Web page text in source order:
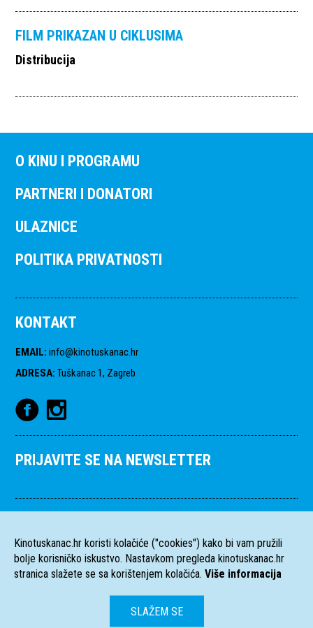
FILM PRIKAZAN U CIKLUSIMA
Distribucija
O KINU I PROGRAMU
PARTNERI I DONATORI
ULAZNICE
POLITIKA PRIVATNOSTI
KONTAKT
EMAIL: info@kinotuskanac.hr
ADRESA: Tuškanac 1, Zagreb
PRIJAVITE SE NA NEWSLETTER
Kinotuskanac.hr koristi kolačiće ("cookies") kako bi vam pružili
bolje korisničko iskustvo. Nastavkom pregleda kinotuskanac.hr
stranica slažete se sa korištenjem kolačića. Više informacija
SLAŽEM SE